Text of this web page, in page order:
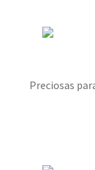
Preciosas